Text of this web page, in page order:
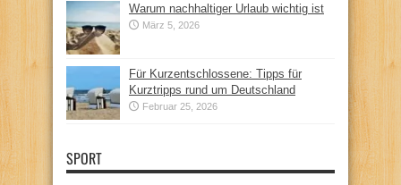
Warum nachhaltiger Urlaub wichtig ist
März 5, 2026
Für Kurzentschlossene: Tipps für
Kurztripps rund um Deutschland
Februar 25, 2026
SPORT